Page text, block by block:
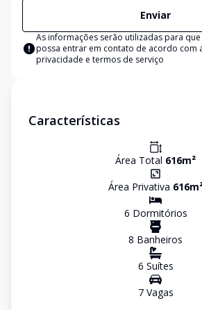
Enviar
As informações serão utilizadas para
possa entrar em contato de acordo com
privacidade e termos de serviço
Características
Área Total 616m²
Área Privativa 616
6 Dormitórios
8 Banheiros
6 Suítes
7Vagas